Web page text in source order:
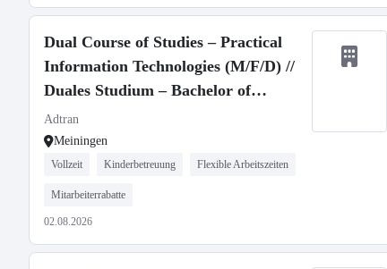
Dual Course of Studies – Practical
Information Technologies (M/F/D) //
Duales Studium – Bachelor of
Engineering, Praktische Informatik
(M/W/D)
Adtran
Meiningen
Vollzeit Kinderbetreuung Flexible Arbeitszeiten
Mitarbeiterrabatte
02.08.2026